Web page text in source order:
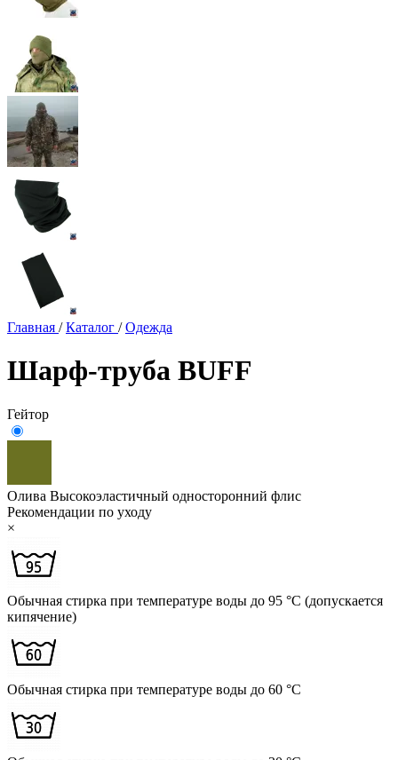
Главная / Каталог / Одежда
Шарф-труба BUFF
Гейтор
Олива Высокоэластичный односторонний флис
Рекомендации по уходу
×
Обычная стирка при температуре воды до 95 °C (допускается
кипячение)
Обычная стирка при температуре воды до 60 °C